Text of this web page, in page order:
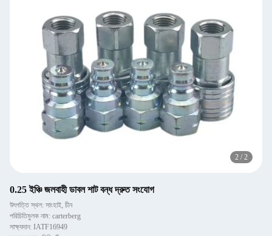
2 / 2
0.25 ইঞ্চি জলবাহী ডাবল শাট বন্ধ দ্রুত সংযোগ
উৎপত্তি স্থল: সাংহাই, চীন
পরিচিতিমুলক নাম: carterberg
সাক্ষ্যদান: IATF16949